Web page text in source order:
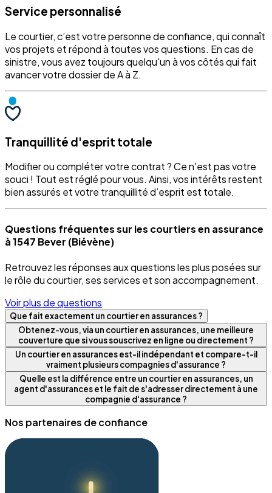
Service personnalisé
Le courtier, c’est votre personne de confiance, qui connaît
vos projets et répond à toutes vos questions. En cas de
sinistre, vous avez toujours quelqu'un à vos côtés qui fait
avancer votre dossier de A à Z.
Tranquillité d'esprit totale
Modifier ou compléter votre contrat ? Ce n'est pas votre
souci ! Tout est réglé pour vous. Ainsi, vos intérêts restent
bien assurés et votre tranquillité d’esprit est totale.
Questions fréquentes sur les courtiers en assurance
à 1547 Bever (Biévène)
Retrouvez les réponses aux questions les plus posées sur
le rôle du courtier, ses services et son accompagnement.
Voir plus de questions
Que fait exactement un courtier en assurances ?
Obtenez-vous, via un courtier en assurances, une meilleure
couverture que si vous souscrivez en ligne ou directement ?
Un courtier en assurances est-il indépendant et compare-t-il
vraiment plusieurs compagnies d'assurance ?
Quelle est la différence entre un courtier en assurances, un
agent d'assurances et le fait de s'adresser directement à une
compagnie d'assurance ?
Nos partenaires de confiance